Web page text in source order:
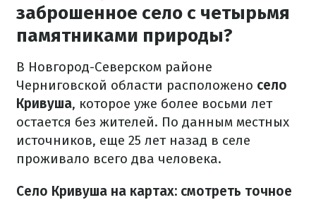
заброшенное село с четырьмя
памятниками природы?
В Новгород-Северском районе
Черниговской области расположено село
Кривуша, которое уже более восьми лет
остается без жителей. По данным местных
источников, еще 25 лет назад в селе
проживало всего два человека.
Село Кривуша на картах: смотреть точное